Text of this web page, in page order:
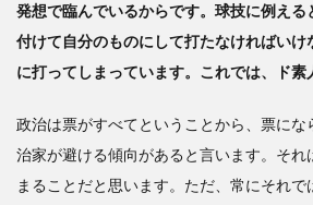
発想で臨んでいるからです。球技に例える
付けて自分のものにして打たなければいけ
に打ってしまっています。これでは、ド素
政治は票がすべてということから、票にな
治家が避ける傾向があると言います。それ
まることだと思います。ただ、常にそれで